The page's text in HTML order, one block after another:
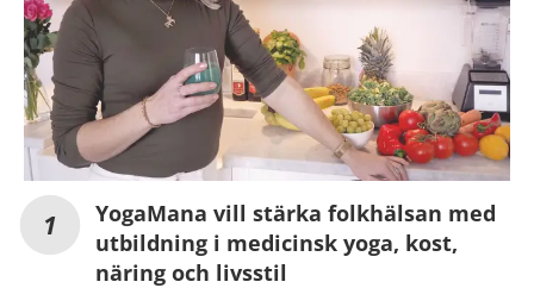
YogaMana vill stärka folkhälsan med
utbildning i medicinsk yoga, kost,
näring och livsstil